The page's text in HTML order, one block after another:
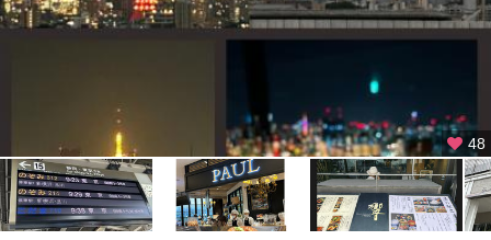
恵
が
丘
・
二
48